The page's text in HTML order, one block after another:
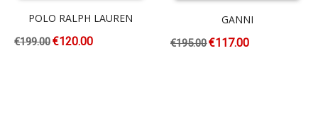
POLO RALPH LAUREN
€199.00€120.00
GANNI
€195.00€117.00